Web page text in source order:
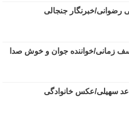
رضوانی/خبرنگار جنجالی
زمانی/خواننده جوان و خوش صدا
سهیلی/عکس خانوادگی